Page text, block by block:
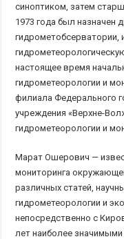
синоптиком, затем
1973 года был назначен
гидрометобсерватории,
настоящее время
гидрометеорологии и
филиала Федерального
учреждения «Верхне-
гидрометеорологии и
Марат Ошерович —
мониторинга
различных статей,
гидрометеорологии и
непосредственно с
лет наиболее